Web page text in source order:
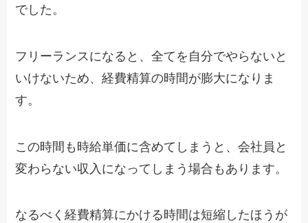
でした。
フリーランスになると、全てを自分でやらないと
いけないため、経費精算の時間が膨大になりま
す。
この時間も時給単価に含めてしまうと、会社員と
変わらない収入になってしまう場合もあります。
なるべく経費精算にかける時間は短縮したほうが